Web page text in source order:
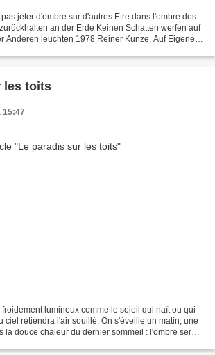
jeter d'ombre sur d'autres Etre dans l'ombre des
an der Erde Keinen Schatten werfen auf
Anderen leuchten 1978 Reiner Kunze, Auf Eigene
les toits
15:47
lumineux comme le soleil qui naît ou qui
ciel retiendra l'air souillé. On s'éveille un matin, une
la douce chaleur du dernier sommeil : l'ombre sera